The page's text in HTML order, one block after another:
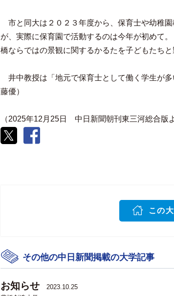
市と同大は２０２３年度から、保育士や幼稚
が、実際に保育園で活動するのは今年が初めて
橋ならではの景観に関するかるたを子どもたちと
井中教授は「地元で保育士として働く学生が
藤優）
（2025年12月25日 中日新聞朝刊東三河総合版
この
その他の中日新聞掲載の大学記事
お知らせ
2023.10.25